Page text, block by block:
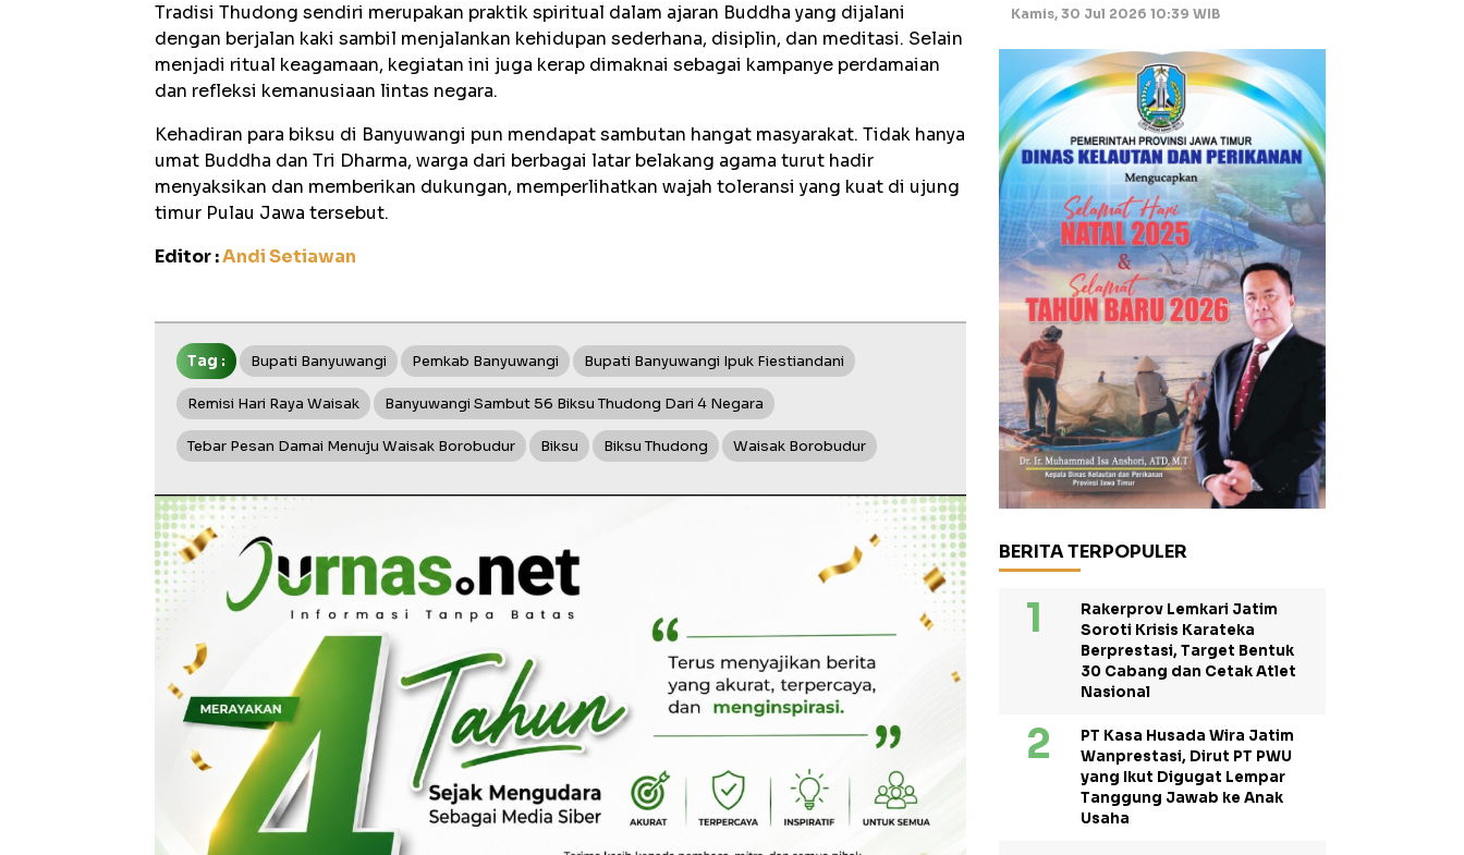
Tradisi Thudong sendiri merupakan praktik spiritual dalam ajaran Buddha yang dijalani
dengan berjalan kaki sambil menjalankan kehidupan sederhana, disiplin, dan meditasi. Selain
menjadi ritual keagamaan, kegiatan ini juga kerap dimaknai sebagai kampanye perdamaian
dan refleksi kemanusiaan lintas negara.
Kehadiran para biksu di Banyuwangi pun mendapat sambutan hangat masyarakat. Tidak hanya
umat Buddha dan Tri Dharma, warga dari berbagai latar belakang agama turut hadir
menyaksikan dan memberikan dukungan, memperlihatkan wajah toleransi yang kuat di ujung
timur Pulau Jawa tersebut.
Editor :Andi Setiawan
Tag : Bupati Banyuwangi Pemkab Banyuwangi Bupati Banyuwangi Ipuk Fiestiandani
Remisi Hari Raya Waisak Banyuwangi Sambut 56 Biksu Thudong Dari 4 Negara
Tebar Pesan Damai Menuju Waisak Borobudur Biksu Biksu Thudong Waisak Borobudur
Kamis, 30 Jul 2026 10:39 WIB
BERITA TERPOPULER
Rakerprov Lemkari Jatim
Soroti Krisis Karateka
Berprestasi, Target Bentuk
30 Cabang dan Cetak Atlet
Nasional
PT Kasa Husada Wira Jatim
Wanprestasi, Dirut PT PWU
yang Ikut Digugat Lempar
Tanggung Jawab ke Anak
Usaha